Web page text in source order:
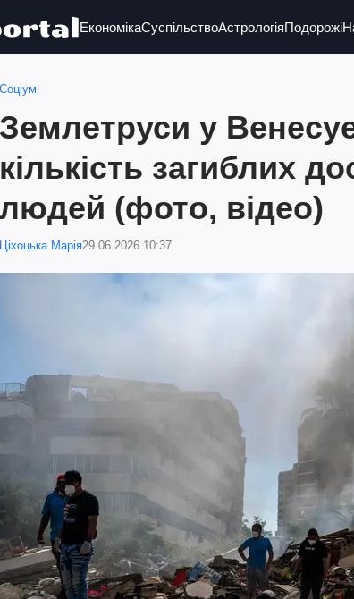
ЕкономікаСуспільствоАстрологіяПодорожі
Соціум
Землетруси у
кількість загиблих
людей (фото, відео)
Ціхоцька Марія29.06.2026 10:37